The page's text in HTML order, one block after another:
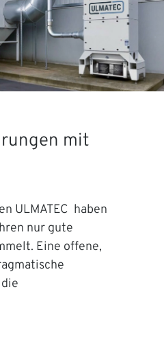
mit
ULMATEC haben
nur gute
Eine offene,